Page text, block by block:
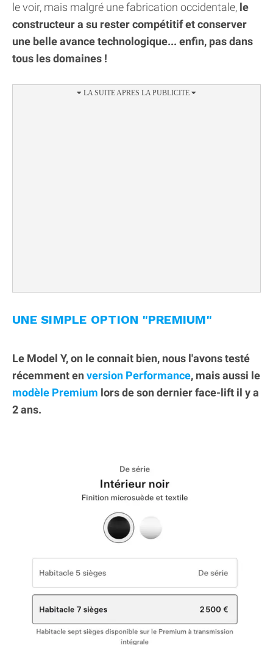
le voir, mais malgré une fabrication occidentale, le
constructeur a su rester compétitif et conserver
une belle avance technologique... enfin, pas dans
tous les domaines !
UNE SIMPLE OPTION "PREMIUM"
Le Model Y, on le connait bien, nous l'avons testé
récemment en version Performance, mais aussi le
modèle Premium lors de son dernier face-lift il y a
2 ans.